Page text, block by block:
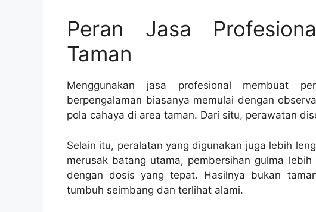
Peran Jasa
Taman
Menggunakan jasa profesional membuat
berpengalaman biasanya memulai dengan
pola cahaya di area taman. Dari situ, perawatan
Selain itu, peralatan yang digunakan juga lebih
merusak batang utama, pembersihan gulma
dengan dosis yang tepat. Hasilnya bukan
tumbuh seimbang dan terlihat alami.